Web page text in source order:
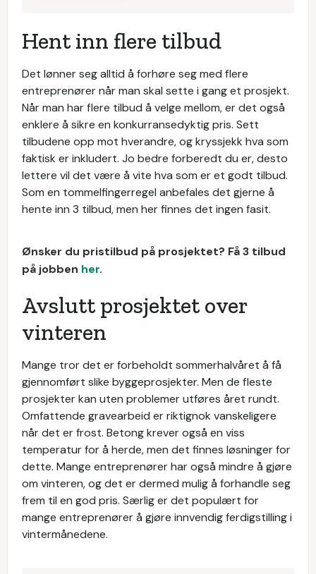
Hent inn flere tilbud
Det lønner seg alltid å forhøre seg med flere
entreprenører når man skal sette i gang et prosjekt.
Når man har flere tilbud å velge mellom, er det også
enklere å sikre en konkurransedyktig pris. Sett
tilbudene opp mot hverandre, og kryssjekk hva som
faktisk er inkludert. Jo bedre forberedt du er, desto
lettere vil det være å vite hva som er et godt tilbud.
Som en tommelfingerregel anbefales det gjerne å
hente inn 3 tilbud, men her finnes det ingen fasit.
Ønsker du pristilbud på prosjektet? Få 3 tilbud
på jobben her.
Avslutt prosjektet over
vinteren
Mange tror det er forbeholdt sommerhalvåret å få
gjennomført slike byggeprosjekter. Men de fleste
prosjekter kan uten problemer utføres året rundt.
Omfattende gravearbeid er riktignok vanskeligere
når det er frost. Betong krever også en viss
temperatur for å herde, men det finnes løsninger for
dette. Mange entreprenører har også mindre å gjøre
om vinteren, og det er dermed mulig å forhandle seg
frem til en god pris. Særlig er det populært for
mange entreprenører å gjøre innvendig ferdigstilling i
vintermånedene.